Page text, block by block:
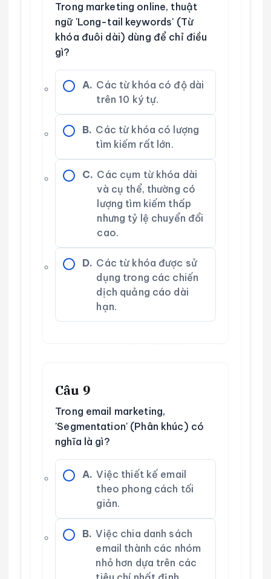
Trong marketing online, thuật
ngữ 'Long-tail keywords' (Từ
khóa đuôi dài) dùng để chỉ điều
gì?
A. Các từ khóa có độ dài
trên 10 ký tự.
B. Các từ khóa có lượng
tìm kiếm rất lớn.
C. Các cụm từ khóa dài
và cụ thể, thường có
lượng tìm kiếm thấp
nhưng tỷ lệ chuyển đổi
cao.
D. Các từ khóa được sử
dụng trong các chiến
dịch quảng cáo dài
hạn.
Câu 9
Trong email marketing,
'Segmentation' (Phân khúc) có
nghĩa là gì?
A. Việc thiết kế email
theo phong cách tối
giản.
B. Việc chia danh sách
email thành các nhóm
nhỏ hơn dựa trên các